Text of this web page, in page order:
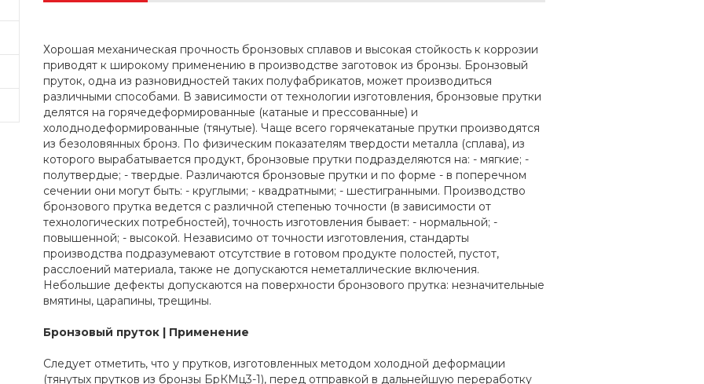
Хорошая механическая прочность бронзовых сплавов и высокая стойкость к коррозии
приводят к широкому применению в производстве заготовок из бронзы. Бронзовый
пруток, одна из разновидностей таких полуфабрикатов, может производиться
различными способами. В зависимости от технологии изготовления, бронзовые прутки
делятся на горячедеформированные (катаные и прессованные) и
холоднодеформированные (тянутые). Чаще всего горячекатаные прутки производятся
из безоловянных бронз. По физическим показателям твердости металла (сплава), из
которого вырабатывается продукт, бронзовые прутки подразделяются на: - мягкие; -
полутвердые; - твердые. Различаются бронзовые прутки и по форме - в поперечном
сечении они могут быть: - круглыми; - квадратными; - шестигранными. Производство
бронзового прутка ведется с различной степенью точности (в зависимости от
технологических потребностей), точность изготовления бывает: - нормальной; -
повышенной; - высокой. Независимо от точности изготовления, стандарты
производства подразумевают отсутствие в готовом продукте полостей, пустот,
расслоений материала, также не допускаются неметаллические включения.
Небольшие дефекты допускаются на поверхности бронзового прутка: незначительные
вмятины, царапины, трещины.
Бронзовый пруток | Применение
Следует отметить, что у прутков, изготовленных методом холодной деформации
(тянутых прутков из бронзы БрКМц3-1), перед отправкой в дальнейшую переработку